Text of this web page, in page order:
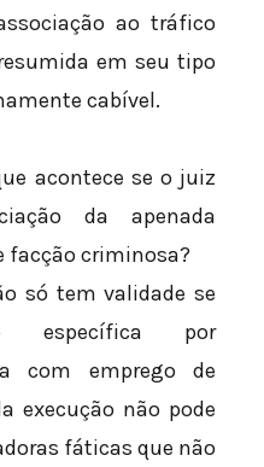
ao tráfico
em seu tipo
cabível.
acontece se o juiz
da apenada
facção criminosa?
só tem validade se
específica por
com emprego de
execução não pode
fáticas que não